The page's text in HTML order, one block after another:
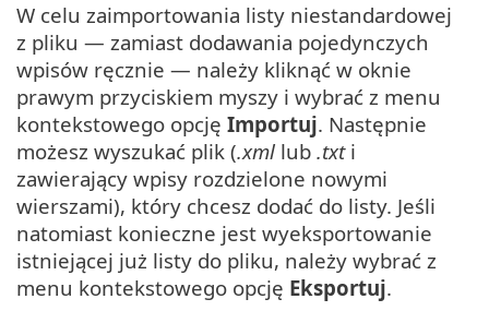
W celu zaimportowania listy niestandardowej
z pliku — zamiast dodawania pojedynczych
wpisów ręcznie — należy kliknąć w oknie
prawym przyciskiem myszy i wybrać z menu
kontekstowego opcję Importuj. Następnie
możesz wyszukać plik (.xml lub .txti
zawierający wpisy rozdzielone nowymi
wierszami), który chcesz dodać do listy. Jeśli
natomiast konieczne jest wyeksportowanie
istniejącej już listy do pliku, należy wybrać z
menu kontekstowego opcję Eksportuj.